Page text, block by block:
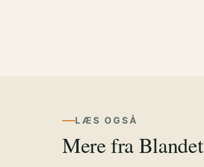
LÆS OGSÅ
Mere fra Blandet